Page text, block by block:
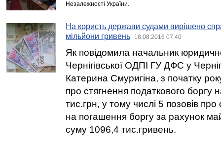
Незалежності України.
На користь держави судами вирішено
мільйони гривень
18.08.2016 07:40
Як повідомила начальник
Чернігівської ОДПІ ГУ ДФС у
Катерина Смуригіна, з початку
про стягнення податкового боргу
тис.грн, у тому числі 5 позовів
на погашення боргу за рахунок
суму 1096,4 тис.гривень.